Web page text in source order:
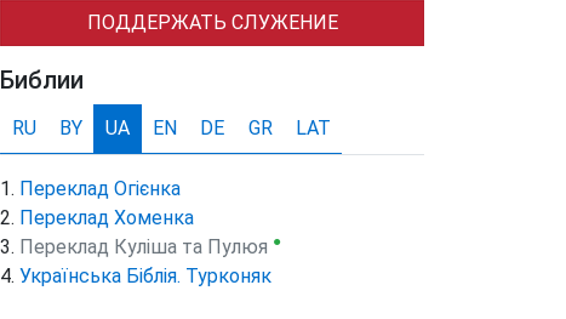
ПОДДЕРЖАТЬ СЛУЖЕНИЕ
Библии
RU BY UA EN DE GR LAT
Переклад Огієнка
Переклад Хоменка
Переклад Куліша та Пулюя ●
Українська Біблія. Турконяк